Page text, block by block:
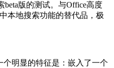
beta版的测试。与Office高度
本地搜索功能的替代品，极
个明显的特征是：嵌入了一个